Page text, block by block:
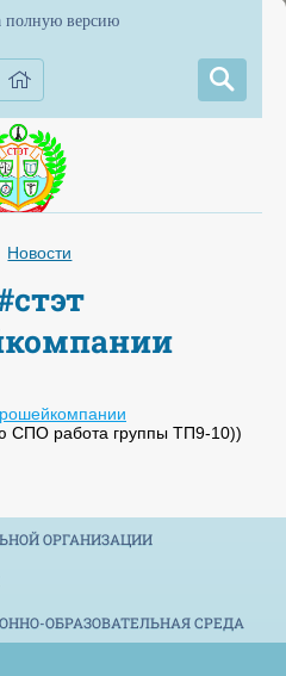
полную версию
Новости
СПО работа группы ТП9-10))
ОРГАНИЗАЦИИ
ОБРАЗОВАТЕЛЬНАЯ СРЕДА